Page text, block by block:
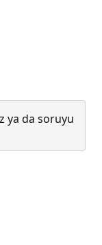
ya da soruyu